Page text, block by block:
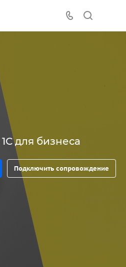
для бизнеса
Подключить сопровождение